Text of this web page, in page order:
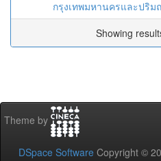
กรุงเทพมหานครและปริ
Showing
Theme by
DSpace Software Copyright ©